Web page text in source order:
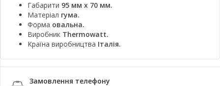
Габарити 95 мм x 70 мм.
Матеріал гума.
Форма овальна.
Виробник Thermowatt.
Країна виробництва Італія.
Замовлення телефону